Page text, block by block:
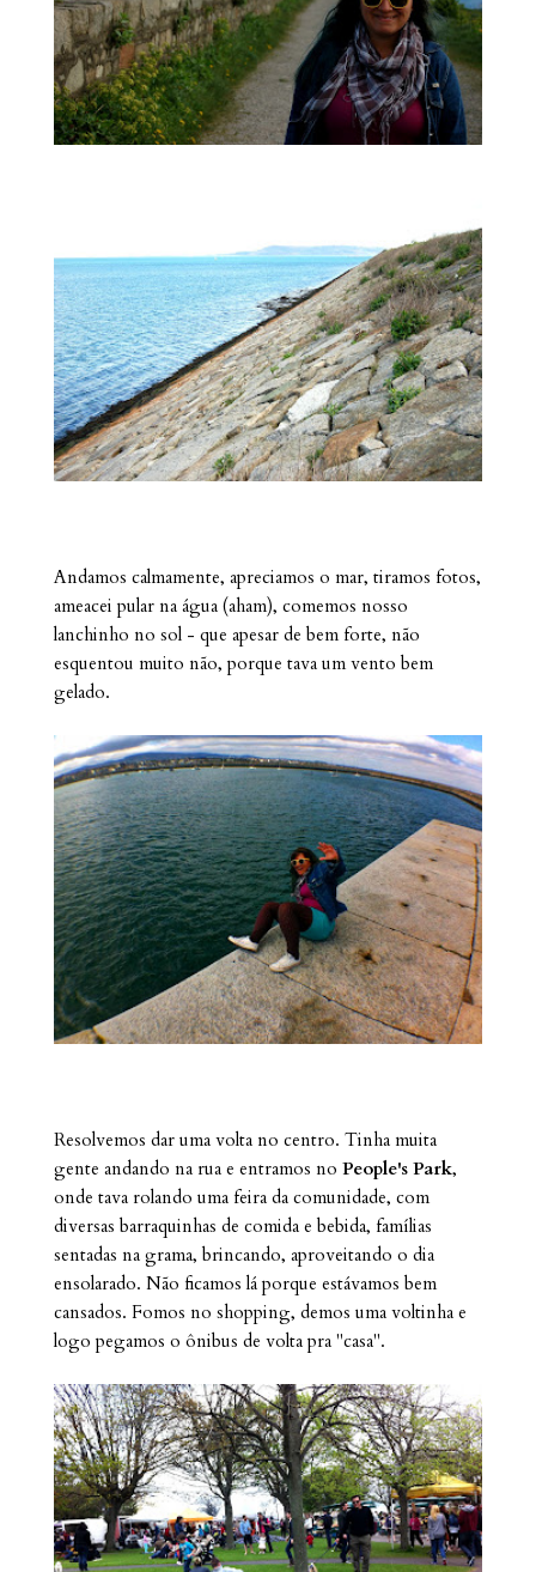
Andamos calmamente, apreciamos o mar, tiramos fotos,
ameacei pular na água (aham), comemos nosso
lanchinho no sol - que apesar de bem forte, não
esquentou muito não, porque tava um vento bem
gelado.
Resolvemos dar uma volta no centro. Tinha muita
gente andando na rua e entramos no People's Park,
onde tava rolando uma feira da comunidade, com
diversas barraquinhas de comida e bebida, famílias
sentadas na grama, brincando, aproveitando o dia
ensolarado. Não ficamos lá porque estávamos bem
cansados. Fomos no shopping, demos uma voltinha e
logo pegamos o ônibus de volta pra "casa".